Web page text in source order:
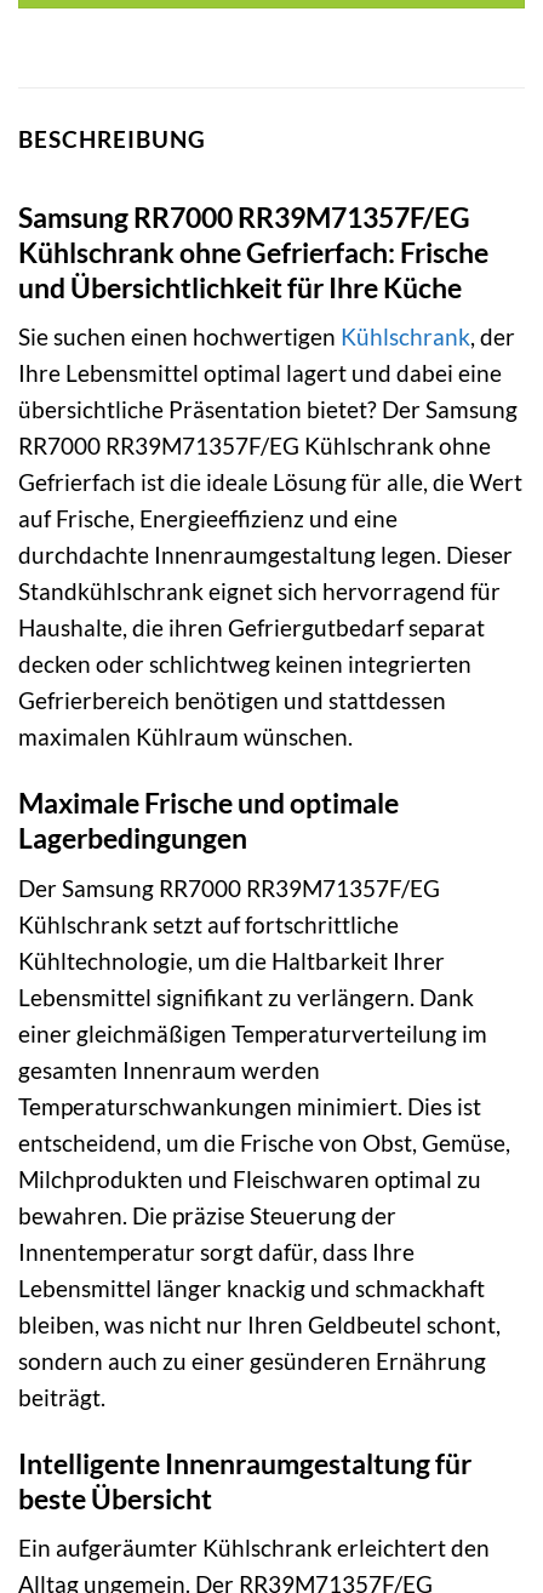
BESCHREIBUNG
Samsung RR7000 RR39M71357F/EG
Kühlschrank ohne Gefrierfach: Frische
und Übersichtlichkeit für Ihre Küche
Sie suchen einen hochwertigen Kühlschrank, der
Ihre Lebensmittel optimal lagert und dabei eine
übersichtliche Präsentation bietet? Der Samsung
RR7000 RR39M71357F/EG Kühlschrank ohne
Gefrierfach ist die ideale Lösung für alle, die Wert
auf Frische, Energieeffizienz und eine
durchdachte Innenraumgestaltung legen. Dieser
Standkühlschrank eignet sich hervorragend für
Haushalte, die ihren Gefriergutbedarf separat
decken oder schlichtweg keinen integrierten
Gefrierbereich benötigen und stattdessen
maximalen Kühlraum wünschen.
Maximale Frische und optimale
Lagerbedingungen
Der Samsung RR7000 RR39M71357F/EG
Kühlschrank setzt auf fortschrittliche
Kühltechnologie, um die Haltbarkeit Ihrer
Lebensmittel signifikant zu verlängern. Dank
einer gleichmäßigen Temperaturverteilung im
gesamten Innenraum werden
Temperaturschwankungen minimiert. Dies ist
entscheidend, um die Frische von Obst, Gemüse,
Milchprodukten und Fleischwaren optimal zu
bewahren. Die präzise Steuerung der
Innentemperatur sorgt dafür, dass Ihre
Lebensmittel länger knackig und schmackhaft
bleiben, was nicht nur Ihren Geldbeutel schont,
sondern auch zu einer gesünderen Ernährung
beiträgt.
Intelligente Innenraumgestaltung für
beste Übersicht
Ein aufgeräumter Kühlschrank erleichtert den
Alltag ungemein. Der RR39M71357F/EG